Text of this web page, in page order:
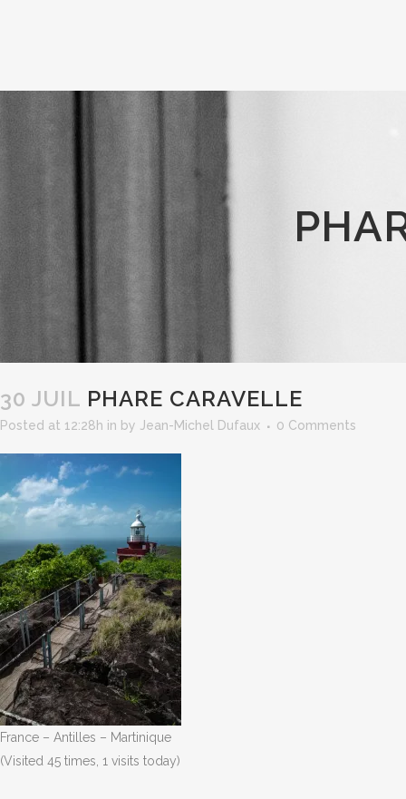
30 JUIL PHARE CARAVELLE
Posted at 12:28h in by Jean-Michel Dufaux 0 Comments
France – Antilles – Martinique
(Visited 45 times, 1 visits today)